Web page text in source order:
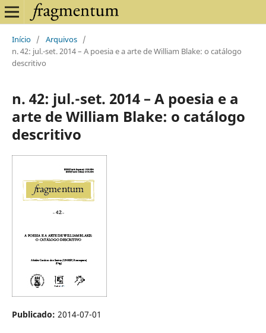
Início / Arquivos /
n. 42: jul.-set. 2014 – A poesia e a arte de William Blake: o catálogo
descritivo
n. 42: jul.-set. 2014 – A poesia e a
arte de William Blake: o catálogo
descritivo
Publicado: 2014-07-01